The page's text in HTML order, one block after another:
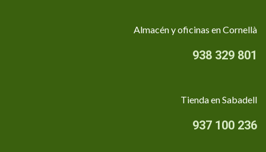
Almacén y oficinas en Cornellà
938 329 801
Tienda en Sabadell
937 100 236